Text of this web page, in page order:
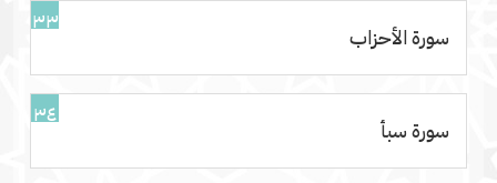
٣٣
سورة الأحزاب
٣٤
سورة سبأ